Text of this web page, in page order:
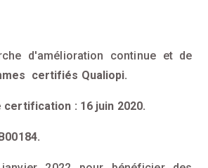
d'amélioration continue et de
certifiés Qualiopi.
: 16 juin 2020.